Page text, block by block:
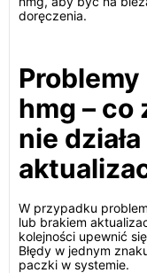
doręczenia.
hmg – co
nie
W przypadku
lub brakiem
kolejności upewnić
Błędy w jednym
paczki w systemie.